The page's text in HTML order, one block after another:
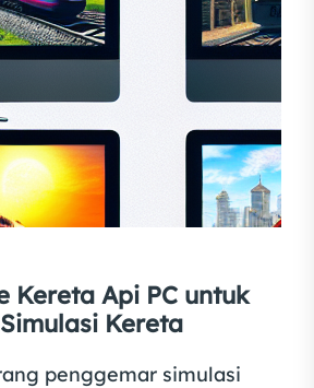
Kereta Api PC untuk
Kereta
penggemar simulasi